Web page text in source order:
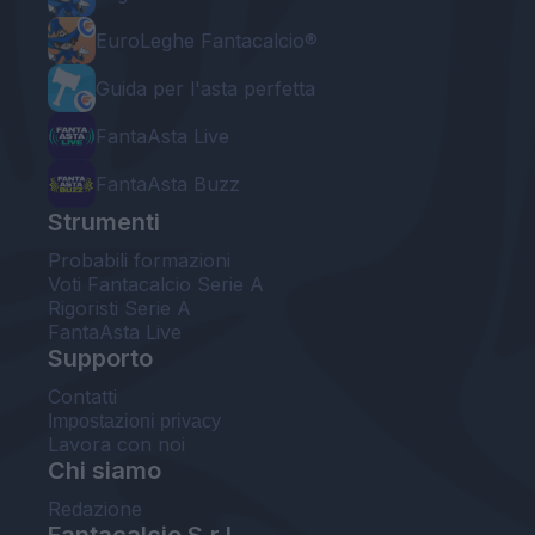
EuroLeghe Fantacalcio®
Guida per l'asta perfetta
FantaAsta Live
FantaAsta Buzz
Strumenti
Probabili formazioni
Voti Fantacalcio Serie A
Rigoristi Serie A
FantaAsta Live
Supporto
Contatti
Impostazioni privacy
Lavora con noi
Chi siamo
Redazione